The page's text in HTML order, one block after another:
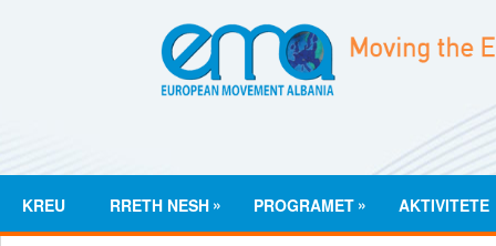
KREU RRETH NESH » PROGRAMET » AKTIVITETE